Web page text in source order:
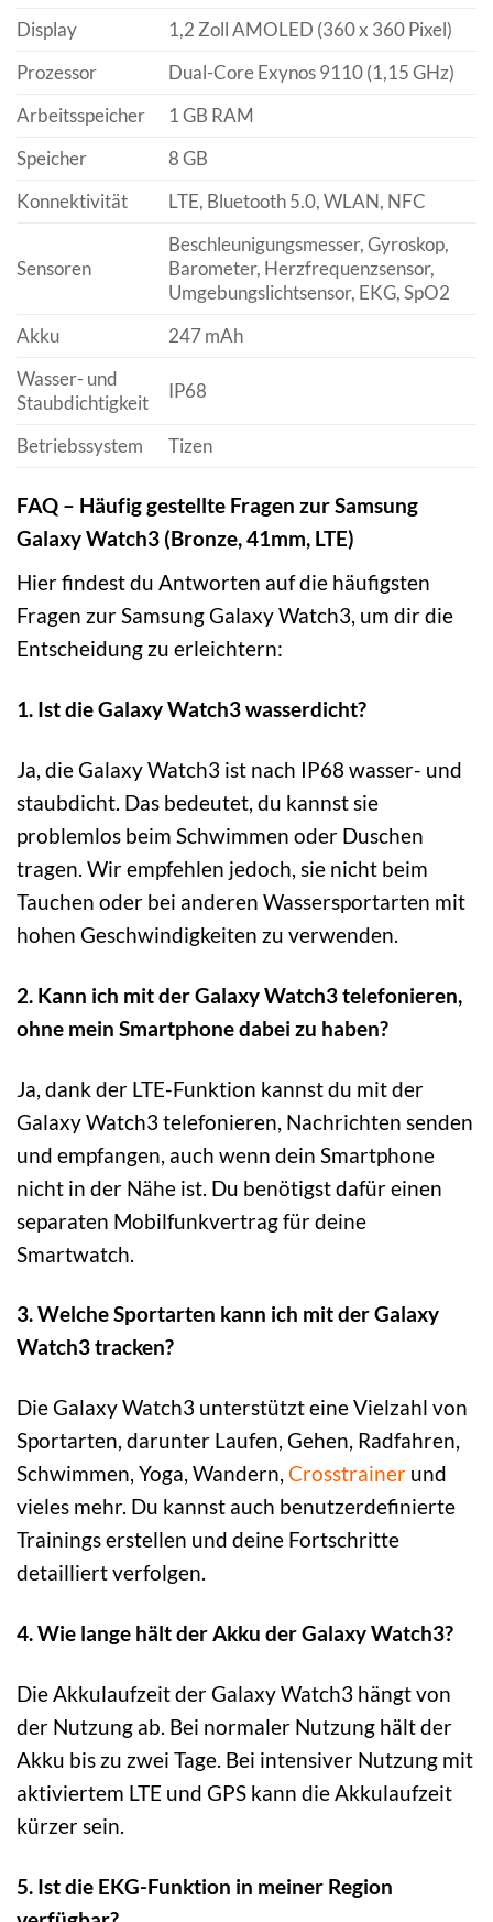
Display
1,2 Zoll AMOLED (360 x 360 Pixel)
Prozessor
Dual-Core Exynos 9110 (1,15 GHz)
Arbeitsspeicher
1 GB RAM
Speicher
8 GB
Konnektivität
LTE, Bluetooth 5.0, WLAN, NFC
Sensoren
Beschleunigungsmesser, Gyroskop,
Barometer, Herzfrequenzsensor,
Umgebungslichtsensor, EKG, SpO2
Akku
247 mAh
Wasser- und
Staubdichtigkeit
IP68
Betriebssystem Tizen
FAQ – Häufig gestellte Fragen zur Samsung
Galaxy Watch3 (Bronze, 41mm, LTE)
Hier findest du Antworten auf die häufigsten
Fragen zur Samsung Galaxy Watch3, um dir die
Entscheidung zu erleichtern:
1. Ist die Galaxy Watch3 wasserdicht?
Ja, die Galaxy Watch3 ist nach IP68 wasser- und
staubdicht. Das bedeutet, du kannst sie
problemlos beim Schwimmen oder Duschen
tragen. Wir empfehlen jedoch, sie nicht beim
Tauchen oder bei anderen Wassersportarten mit
hohen Geschwindigkeiten zu verwenden.
2. Kann ich mit der Galaxy Watch3 telefonieren,
ohne mein Smartphone dabei zu haben?
Ja, dank der LTE-Funktion kannst du mit der
Galaxy Watch3 telefonieren, Nachrichten senden
und empfangen, auch wenn dein Smartphone
nicht in der Nähe ist. Du benötigst dafür einen
separaten Mobilfunkvertrag für deine
Smartwatch.
3. Welche Sportarten kann ich mit der Galaxy
Watch3 tracken?
Die Galaxy Watch3 unterstützt eine Vielzahl von
Sportarten, darunter Laufen, Gehen, Radfahren,
Schwimmen, Yoga, Wandern, Crosstrainer und
vieles mehr. Du kannst auch benutzerdefinierte
Trainings erstellen und deine Fortschritte
detailliert verfolgen.
4. Wie lange hält der Akku der Galaxy Watch3?
Die Akkulaufzeit der Galaxy Watch3 hängt von
der Nutzung ab. Bei normaler Nutzung hält der
Akku bis zu zwei Tage. Bei intensiver Nutzung mit
aktiviertem LTE und GPS kann die Akkulaufzeit
kürzer sein.
5. Ist die EKG-Funktion in meiner Region